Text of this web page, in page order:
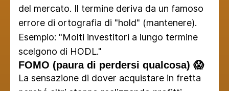
del mercato. Il termine deriva da un famoso
errore di ortografia di "hold" (mantenere).
Esempio: "Molti investitori a lungo termine
scelgono di HODL."
FOMO (paura di perdersi qualcosa) 😱
La sensazione di dover acquistare in fretta